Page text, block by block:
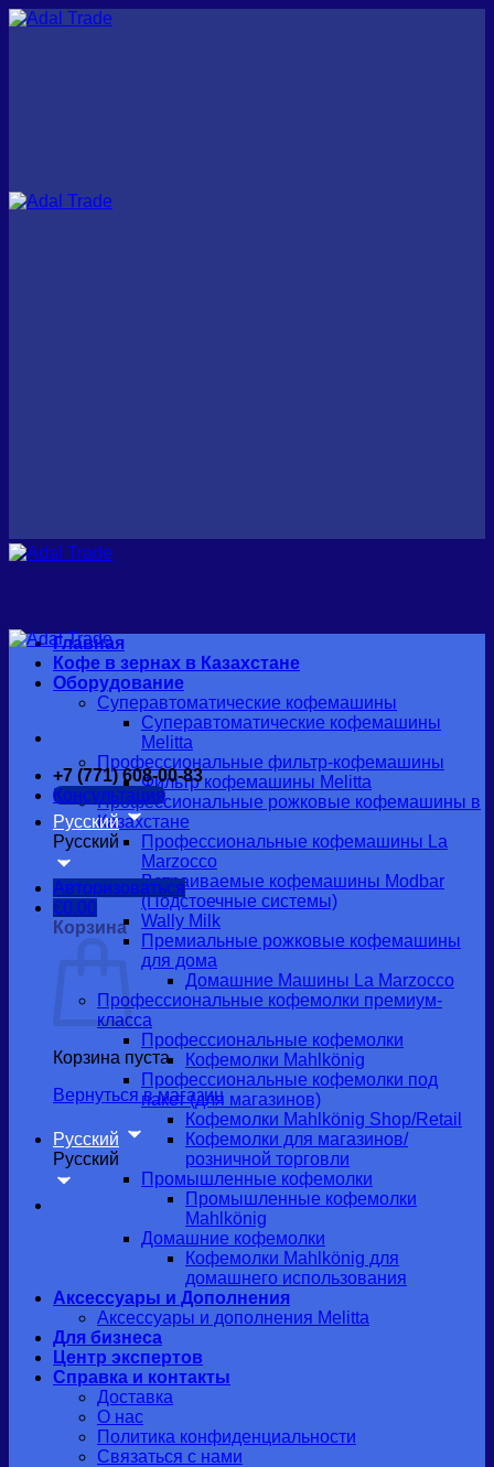
Перейти
+7 (771) 608-00-83
Консультация
Русский
Русский
Авторизоваться
€0.00
Корзина
Корзина пуста.
Вернуться в магазин
Русский
Русский
Главная
Кофе в зернах в Казахстане
Оборудование
Суперавтоматические кофемашины
Суперавтоматические кофемашины
Melitta
Профессиональные фильтр-кофемашины
Фильтр кофемашины Melitta
Профессиональные рожковые кофемашины в
Казахстане
Профессиональные кофемашины La
Marzocco
Встраиваемые кофемашины Modbar
(Подстоечные системы)
Wally Milk
Премиальные рожковые кофемашины
для дома
Домашние Машины La Marzocco
Профессиональные кофемолки премиум-
класса
Профессиональные кофемолки
Кофемолки Mahlkönig
Профессиональные кофемолки под
пакет (для магазинов)
Кофемолки Mahlkönig Shop/Retail
Кофемолки для магазинов/
розничной торговли
Промышленные кофемолки
Промышленные кофемолки
Mahlkönig
Домашние кофемолки
Кофемолки Mahlkönig для
домашнего использования
Аксессуары и Дополнения
Аксессуары и дополнения Melitta
Для бизнеса
Центр экспертов
Справка и контакты
Доставка
О нас
Политика конфиденциальности
Связаться с нами